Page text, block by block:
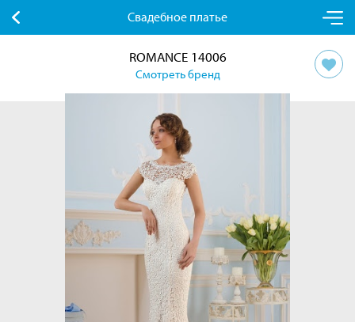
Свадебное платье
ROMANCE 14006
Смотреть бренд